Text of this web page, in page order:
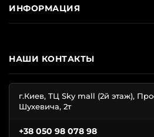
Кейсы от Victoria's Secret
Аксессуары Victoria's Secret
безукоризненного внешнего
НАШИ КОНТАКТЫ
г.Киев, ТЦ Sky mall (2й этаж),
Шухевича, 2т
+38 050 98 078 98
ИНФОРМАЦИЯ